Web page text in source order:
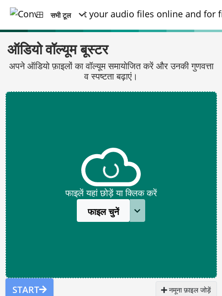
सभी टूल
ऑडियो वॉल्यूम बूस्टर
अपने ऑडियो फ़ाइलों का वॉल्यूम समायोजित करें और उनकी गुणवत्ता
व स्पष्टता बढ़ाएं।
फाइलें यहां छोड़ें या क्लिक करें
फाइल चुनें
START नमूना फ़ाइल जोड़ें